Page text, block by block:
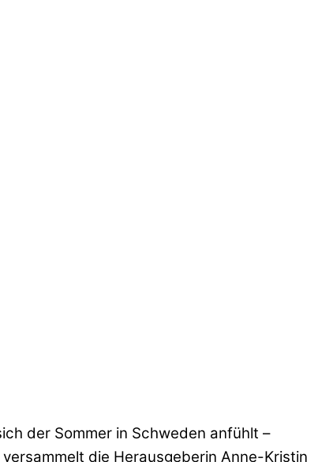
der Sommer in Schweden anfühlt –
die Herausgeberin Anne-Kristin